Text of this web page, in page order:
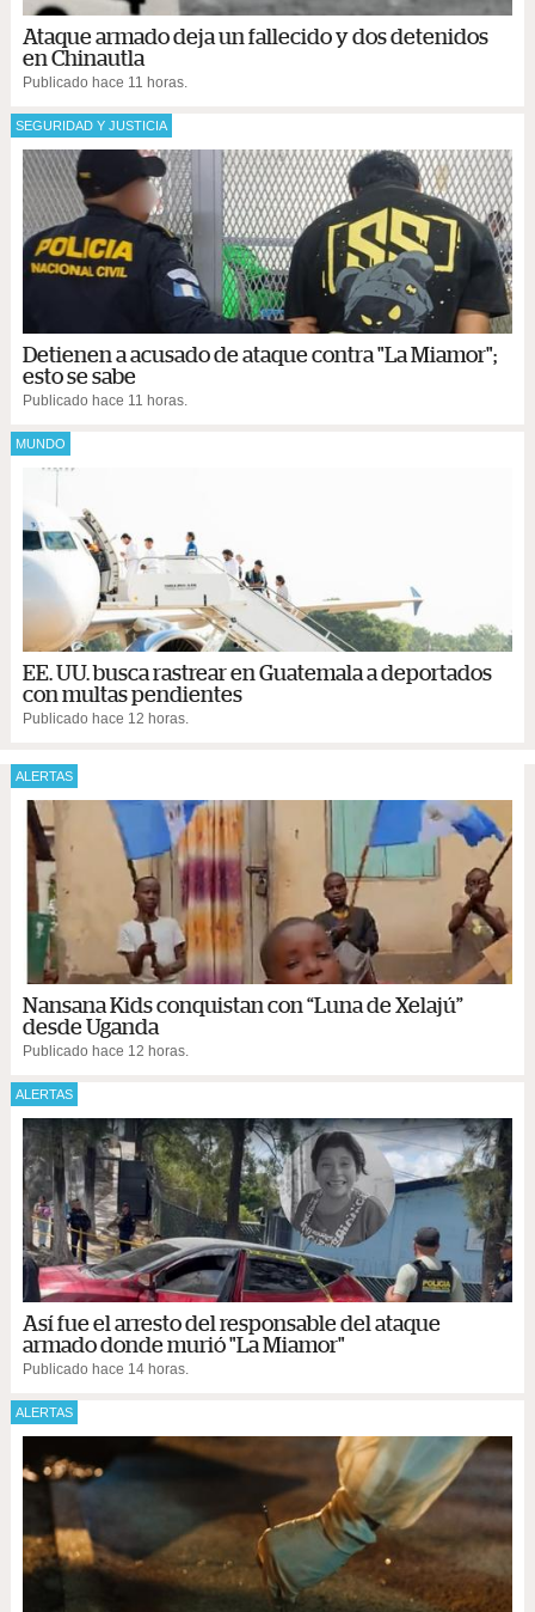
Ataque armado deja un fallecido y dos detenidos
en Chinautla
Publicado hace 11 horas.
SEGURIDAD Y JUSTICIA
Detienen a acusado de ataque contra "La Miamor";
esto se sabe
Publicado hace 11 horas.
MUNDO
EE. UU. busca rastrear en Guatemala a deportados
con multas pendientes
Publicado hace 12 horas.
ALERTAS
Nansana Kids conquistan con “Luna de Xelajú”
desde Uganda
Publicado hace 12 horas.
ALERTAS
Así fue el arresto del responsable del ataque
armado donde murió "La Miamor"
Publicado hace 14 horas.
ALERTAS